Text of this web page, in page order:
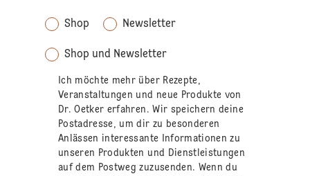
Shop Newsletter
Shop und Newsletter
Ich möchte mehr über Rezepte,
Veranstaltungen und neue Produkte von
Dr. Oetker erfahren. Wir speichern deine
Postadresse, um dir zu besonderen
Anlässen interessante Informationen zu
unseren Produkten und Dienstleistungen
auf dem Postweg zuzusenden. Wenn du